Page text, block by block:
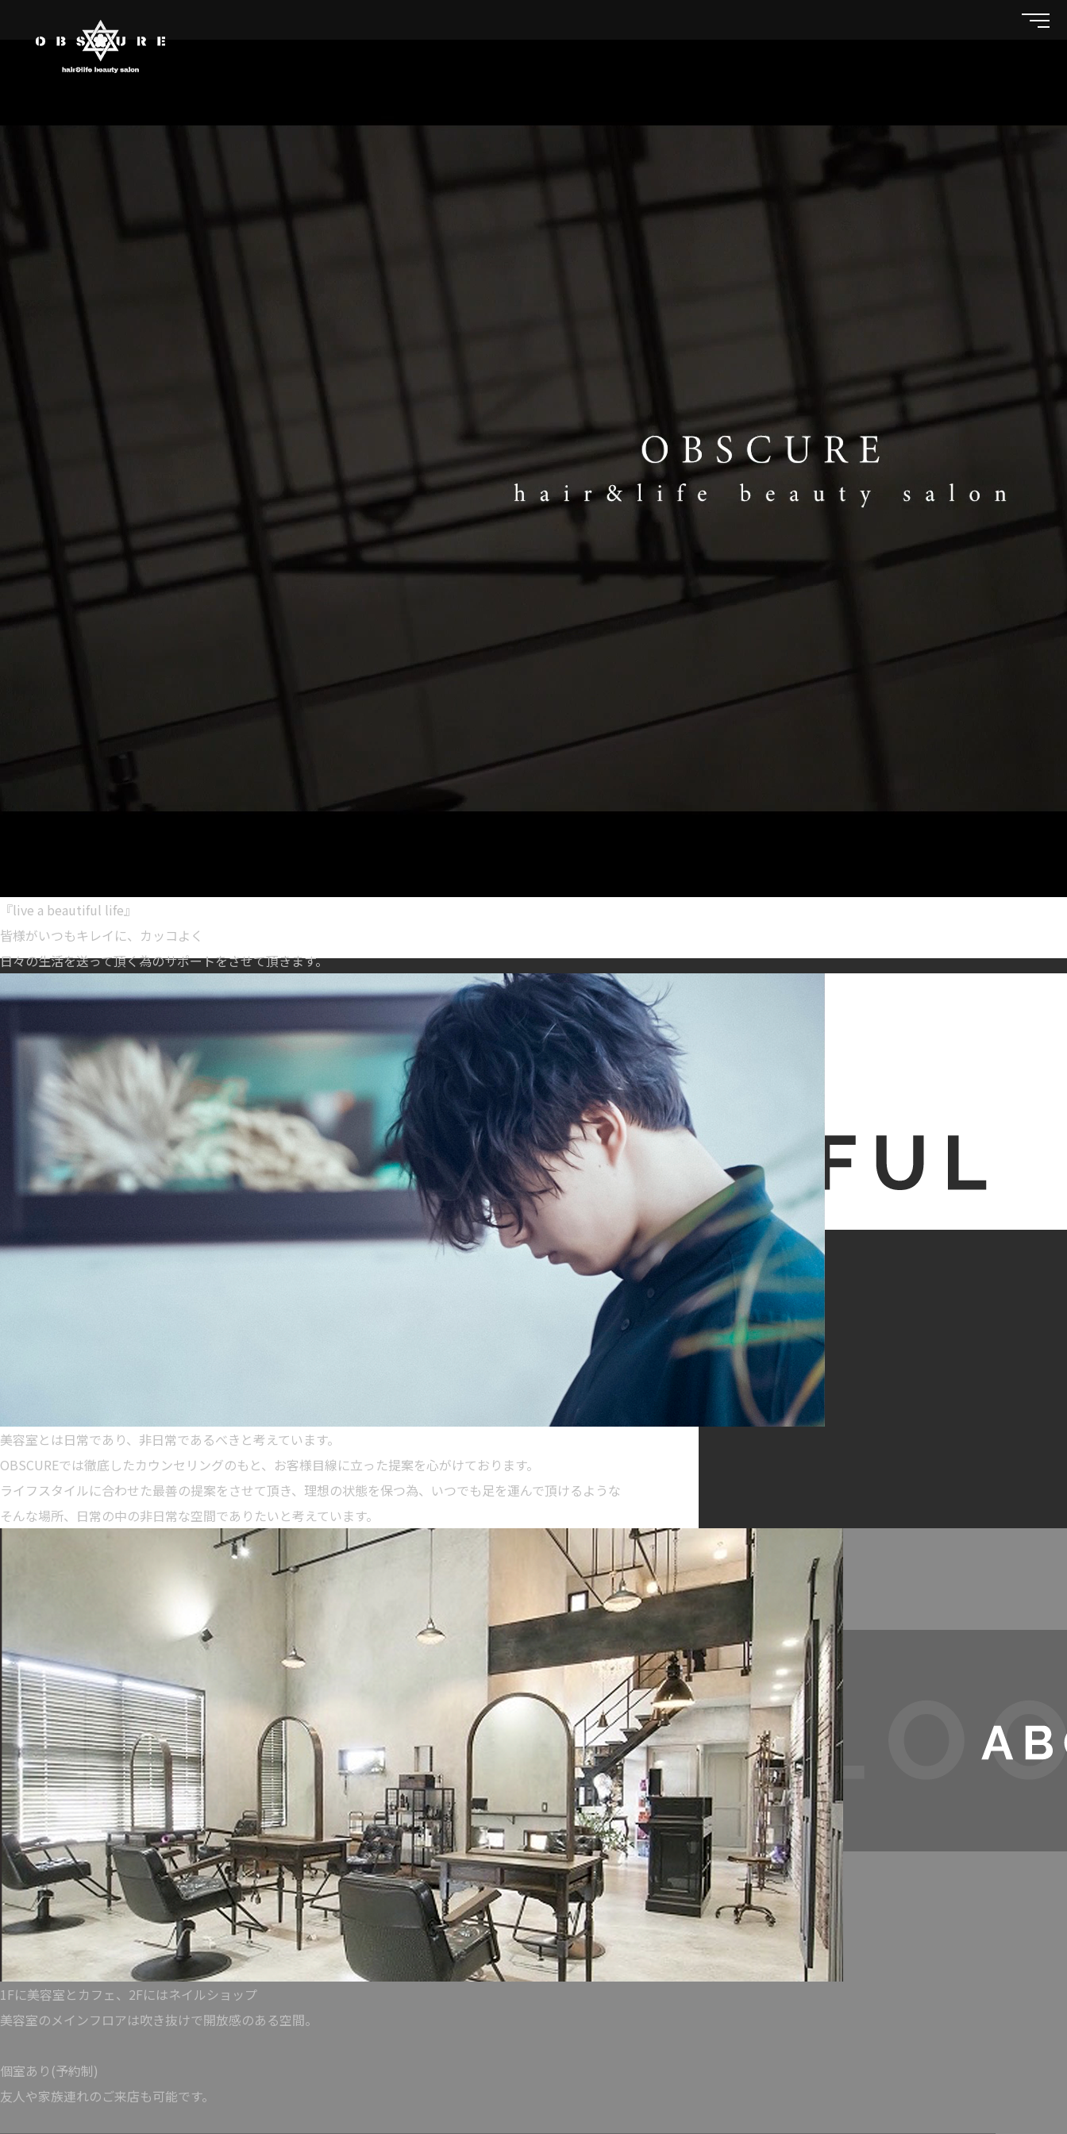
『live a beautiful life』
皆様がいつもキレイに、カッコよく
日々の生活を送って頂く為のサポートをさせて頂きます。
美容室とは日常であり、非日常であるべきと考えています。
OBSCUREでは徹底したカウンセリングのもと、お客様目線に立った提案を心がけております。
ライフスタイルに合わせた最善の提案をさせて頂き、理想の状態を保つ為、いつでも足を運んで頂けるような
そんな場所、日常の中の非日常な空間でありたいと考えています。
1Fに美容室とカフェ、2Fにはネイルショップ
美容室のメインフロアは吹き抜けで開放感のある空間。
個室あり(予約制)
友人や家族連れのご来店も可能です。